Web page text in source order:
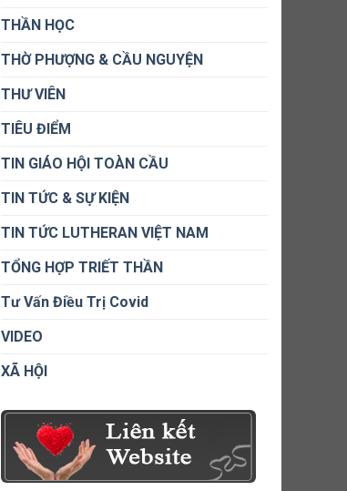
THẦN HỌC
THỜ PHƯỢNG & CẦU NGUYỆN
THƯ VIÊN
TIÊU ĐIỂM
TIN GIÁO HỘI TOÀN CẦU
TIN TỨC & SỰ KIỆN
TIN TỨC LUTHERAN VIỆT NAM
TỔNG HỢP TRIẾT THẦN
Tư Vấn Điều Trị Covid
VIDEO
XÃ HỘI